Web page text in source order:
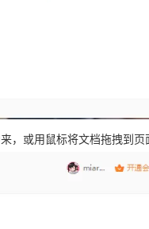
，或用鼠标将文档拖拽到页